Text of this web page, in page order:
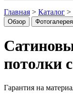
Главная > Каталог >
Обзор Фотогалерея
потолки
Гарантия на